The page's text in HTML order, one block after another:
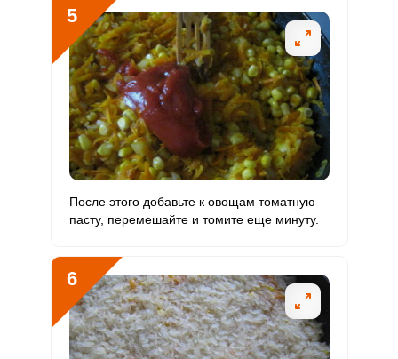
Бор 614 мкг 1200 мкг 5.5 8.5
Ванадий 69.3 мкг 20 мкг 37 57.8
Молибден 43.2 мкг 70 мкг 6.6 10.3
5
После этого добавьте к овощам томатную
пасту, перемешайте и томите еще минуту.
6